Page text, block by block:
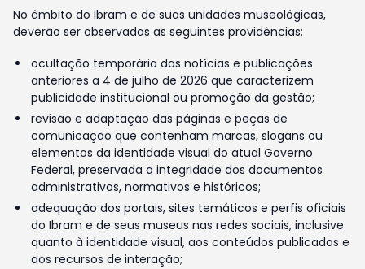
No âmbito do Ibram e de suas unidades museológicas,
deverão ser observadas as seguintes providências:
ocultação temporária das notícias e publicações
anteriores a 4 de julho de 2026 que caracterizem
publicidade institucional ou promoção da gestão;
revisão e adaptação das páginas e peças de
comunicação que contenham marcas, slogans ou
elementos da identidade visual do atual Governo
Federal, preservada a integridade dos documentos
administrativos, normativos e históricos;
adequação dos portais, sites temáticos e perfis oficiais
do Ibram e de seus museus nas redes sociais, inclusive
quanto à identidade visual, aos conteúdos publicados e
aos recursos de interação;